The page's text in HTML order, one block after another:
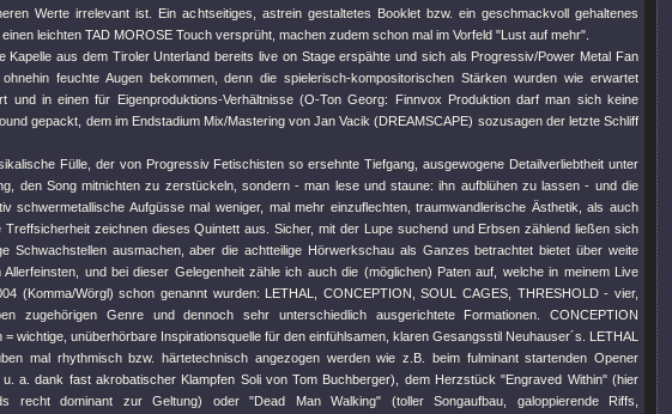
Werte irrelevant ist. Ein achtseitiges, astrein gestaltetes Booklet bzw. ein geschmackvoll gehaltenes
leichten TAD MOROSE Touch versprüht, machen zudem schon mal im Vorfeld "Lust auf mehr".
Kapelle aus dem Tiroler Unterland bereits live on Stage erspähte und sich als Progressiv/Power Metal Fan
feuchte Augen bekommen, denn die spielerisch-kompositorischen Stärken wurden wie erwartet
und in einen für Eigenproduktions-Verhältnisse (O-Ton Georg: Finnvox Produktion darf man sich keine
gepackt, dem im Endstadium Mix/Mastering von Jan Vacik (DREAMSCAPE) sozusagen der letzte Schliff
Fülle, der von Progressiv Fetischisten so ersehnte Tiefgang, ausgewogene Detailverliebtheit unter
den Song mitnichten zu zerstückeln, sondern - man lese und staune: ihn aufblühen zu lassen - und die
schwermetallische Aufgüsse mal weniger, mal mehr einzuflechten, traumwandlerische Ästhetik, als auch
Treffsicherheit zeichnen dieses Quintett aus. Sicher, mit der Lupe suchend und Erbsen zählend ließen sich
Schwachstellen ausmachen, aber die achtteilige Hörwerkschau als Ganzes betrachtet bietet über weite
und bei dieser Gelegenheit zähle ich auch die (möglichen) Paten auf, welche in meinem Live
(Komma/Wörgl) schon genannt wurden: LETHAL, CONCEPTION, SOUL CAGES, THRESHOLD - vier,
zugehörigen Genre und dennoch sehr unterschiedlich ausgerichtete Formationen. CONCEPTION
= wichtige, unüberhörbare Inspirationsquelle für den einfühlsamen, klaren Gesangsstil Neuhauser´s. LETHAL
mal rhythmisch bzw. härtetechnisch angezogen werden wie z.B. beim fulminant startenden Opener
a. dank fast akrobatischer Klampfen Soli von Tom Buchberger), dem Herzstück "Engraved Within" (hier
recht dominant zur Geltung) oder "Dead Man Walking" (toller Songaufbau, galoppierende Riffs,